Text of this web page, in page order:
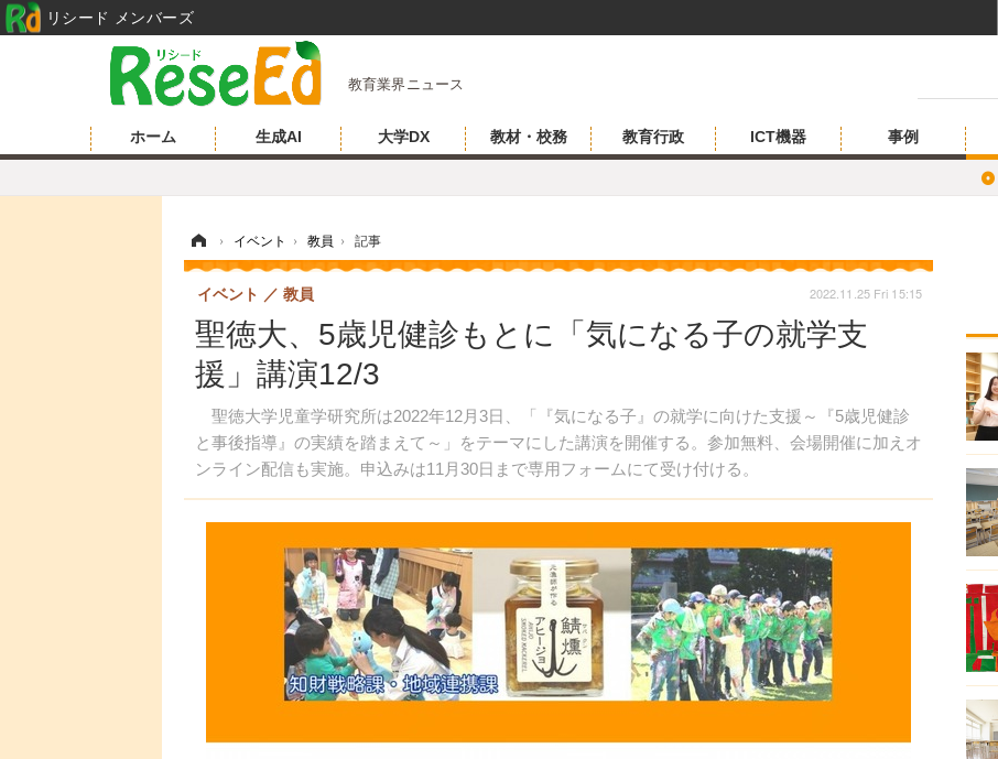
教育業界ニュース
ホーム 生成AI 大学DX 教材・校務 教育行政 ICT機器 事例
› イベント › 教員 › 記事
聖徳大、5歳児健診もとに「気になる子の就学支
援」講演12/3
聖徳大学児童学研究所は2022年12月3日、「『気になる子』の就学に向けた支援～『5歳児健診
と事後指導』の実績を踏まえて～」をテーマにした講演を開催する。参加無料、会場開催に加えオ
ンライン配信も実施。申込みは11月30日まで専用フォームにて受け付ける。
イベント 教員 2022.11.25 Fri 15:15
リシード メンバーズ